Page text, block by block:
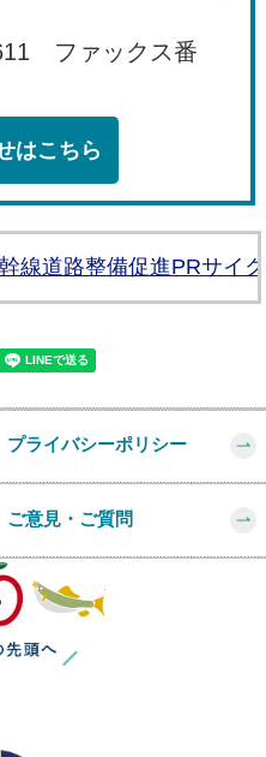
ファックス番
はこちら
線道路整備促進PRサイ
プライバシーポリシー
ご意見・ご質問